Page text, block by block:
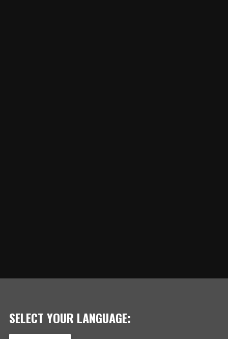
SELECT YOUR LANGUAGE: